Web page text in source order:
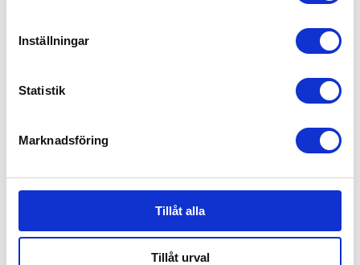
Inställningar
Statistik
Marknadsföring
Tillåt alla
Tillåt urval